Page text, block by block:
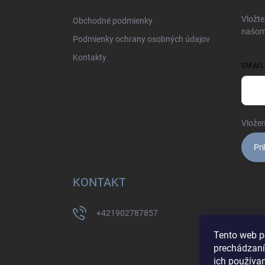
Tento web
ich
Obchodné podmienky
Podmienky ochrany osobných údajov
Kontakty
EMAIL
KONTAKT
+421902787857